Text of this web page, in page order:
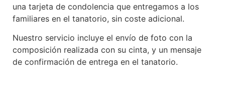
una tarjeta de condolencia que entregamos a los
familiares en el tanatorio, sin coste adicional.
Nuestro servicio incluye el envío de foto con la
composición realizada con su cinta, y un mensaje
de confirmación de entrega en el tanatorio.